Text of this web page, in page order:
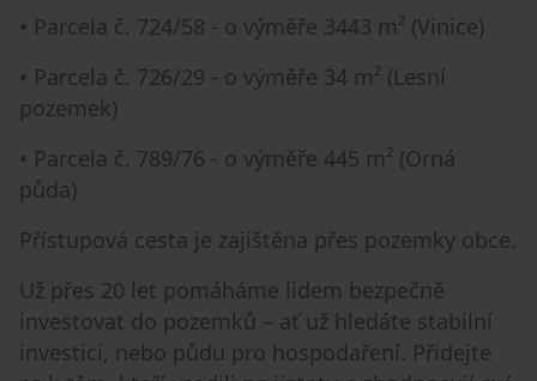
• Parcela č. 724/58 - o výměře 3443 m² (Vinice)
• Parcela č. 726/29 - o výměře 34 m² (Lesní
pozemek)
• Parcela č. 789/76 - o výměře 445 m² (Orná
půda)
Přístupová cesta je zajištěna přes pozemky obce.
Už přes 20 let pomáháme lidem bezpečně
investovat do pozemků – ať už hledáte stabilní
investici, nebo půdu pro hospodaření. Přidejte